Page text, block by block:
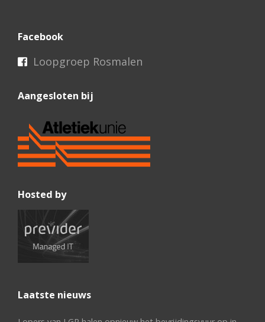
Facebook
Loopgroep Rosmalen
Aangesloten bij
Hosted by
Laatste nieuws